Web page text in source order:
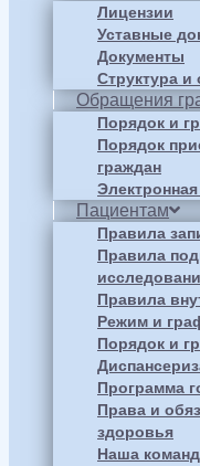
Лицензии
Уставные
Документы
Структура и
Обращения
Порядок и
Порядок
граждан
Пациентам
Правила
Правила
Правила
Режим и
Порядок и
Программа
Права и
здоровья
Наша